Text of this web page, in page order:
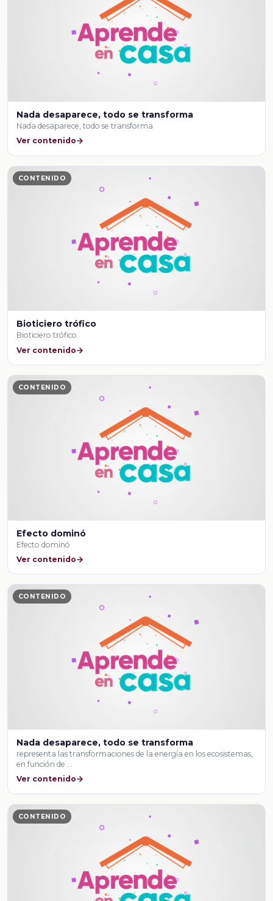
Nada desaparece, todo se transforma
Nada desaparece, todo se transforma
Ver contenido
CONTENIDO
Bioticiero trófico
Bioticiero trófico
Ver contenido
CONTENIDO
Efecto dominó
Efecto dominó
Ver contenido
CONTENIDO
Nada desaparece, todo se transforma
representa las transformaciones de la energía en los ecosistemas,
en función de …
Ver contenido
CONTENIDO